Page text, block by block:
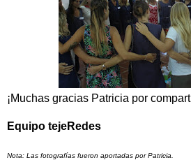
¡Muchas gracias Patricia por
Equipo tejeRedes
Nota: Las fotografías fueron aportadas por Patricia.